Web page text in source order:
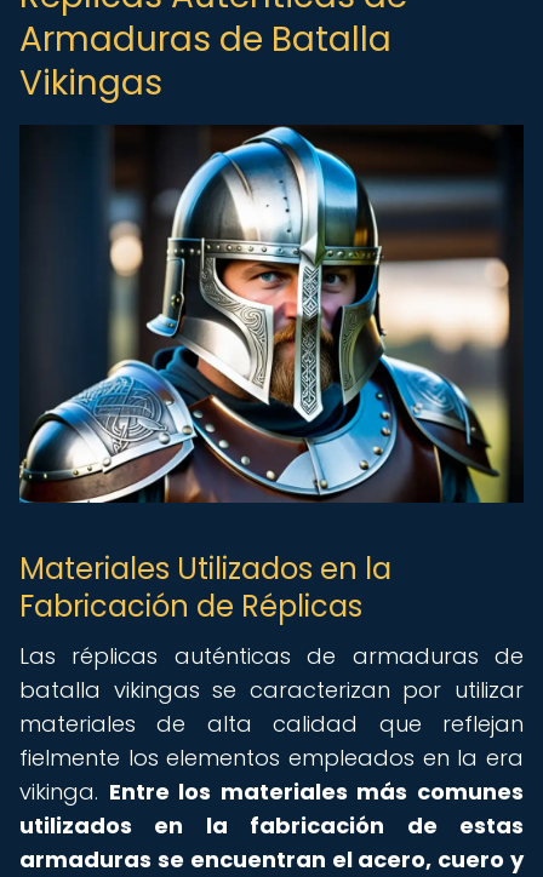
Armaduras de Batalla
Vikingas
Materiales Utilizados en la
Fabricación de Réplicas
Las réplicas auténticas de armaduras de
batalla vikingas se caracterizan por utilizar
materiales de alta calidad que reflejan
fielmente los elementos empleados en la era
vikinga. Entre los materiales más comunes
utilizados en la fabricación de estas
armaduras se encuentran el acero, cuero y